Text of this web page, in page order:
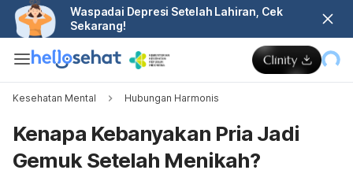
Waspadai Depresi Setelah Lahiran, Cek
Sekarang!
Kesehatan Mental Hubungan Harmonis
Kenapa Kebanyakan Pria Jadi
Gemuk Setelah Menikah?